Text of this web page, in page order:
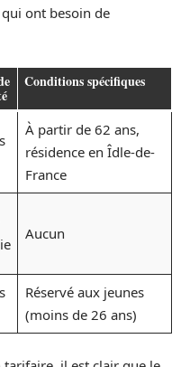
ont besoin de
Conditions spécifiques
À partir de 62 ans,
résidence en Îdle-de-
France
Aucun
Réservé aux jeunes
(moins de 26 ans)